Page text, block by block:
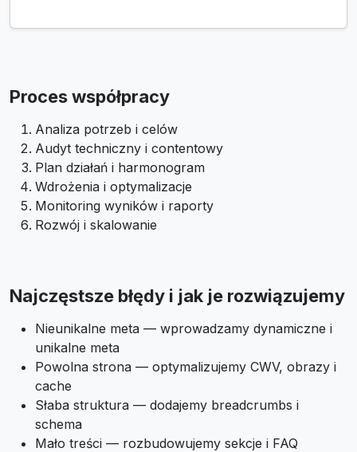
Proces współpracy
Analiza potrzeb i celów
Audyt techniczny i contentowy
Plan działań i harmonogram
Wdrożenia i optymalizacje
Monitoring wyników i raporty
Rozwój i skalowanie
Najczęstsze błędy i jak je rozwiązujemy
Nieunikalne meta — wprowadzamy dynamiczne i
unikalne meta
Powolna strona — optymalizujemy CWV, obrazy i
cache
Słaba struktura — dodajemy breadcrumbs i
schema
Mało treści — rozbudowujemy sekcje i FAQ